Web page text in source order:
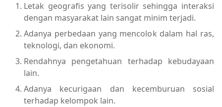
Letak geografis yang terisolir sehingga interaksi
dengan masyarakat lain sangat minim terjadi.
Adanya perbedaan yang mencolok dalam hal ras,
teknologi, dan ekonomi.
Rendahnya pengetahuan terhadap kebudayaan
lain.
Adanya kecurigaan dan kecemburuan sosial
terhadap kelompok lain.